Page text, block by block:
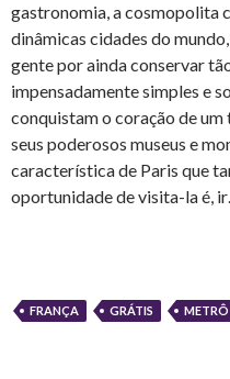
gastronomia, a cosmopolita
dinâmicas cidades do
gente por ainda conservar
impensadamente simples e
conquistam o coração de
seus poderosos museus e
característica de Paris que
oportunidade de visita-la é,
FRANÇA GRÁTIS METRÔ